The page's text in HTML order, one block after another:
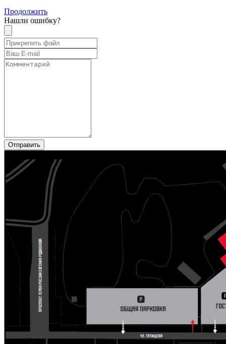
Продолжить
Нашли ошибку?